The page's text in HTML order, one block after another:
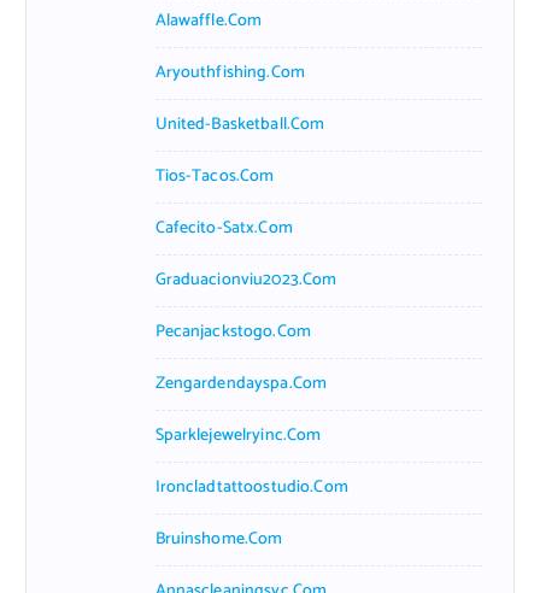
Alawaffle.com
Aryouthfishing.com
United-Basketball.com
Tios-Tacos.com
Cafecito-Satx.com
Graduacionviu2023.com
Pecanjackstogo.com
Zengardendayspa.com
Sparklejewelryinc.com
Ironcladtattoostudio.com
Bruinshome.com